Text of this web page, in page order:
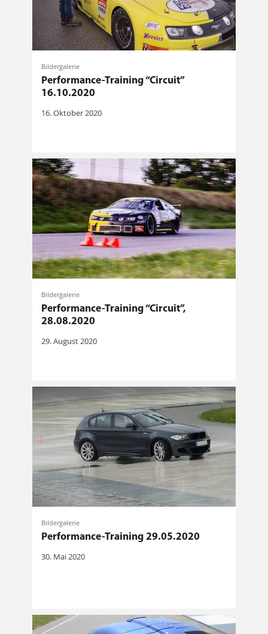
Bildergalerie
Performance-Training “Circuit”
16.10.2020
16. Oktober 2020
Bildergalerie
Performance-Training “Circuit”,
28.08.2020
29. August 2020
Bildergalerie
Performance-Training 29.05.2020
30. Mai 2020